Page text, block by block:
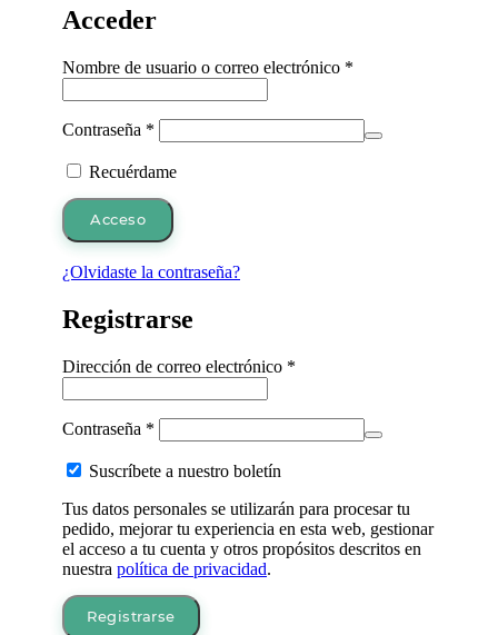
Acceder
Nombre de usuario o correo electrónico *
Contraseña *
Recuérdame
Acceso
¿Olvidaste la contraseña?
Registrarse
Dirección de correo electrónico *
Contraseña *
Suscríbete a nuestro boletín
Tus datos personales se utilizarán para procesar tu
pedido, mejorar tu experiencia en esta web, gestionar
el acceso a tu cuenta y otros propósitos descritos en
nuestra política de privacidad.
Registrarse